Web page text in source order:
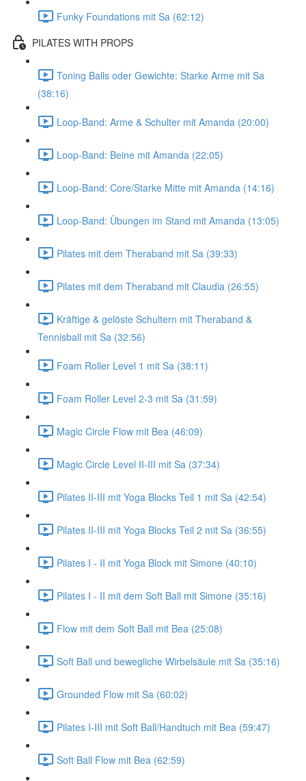
Funky Foundations mit Sa (62:12)
PILATES WITH PROPS
Toning Balls oder Gewichte: Starke Arme mit Sa
(38:16)
Loop-Band: Arme & Schulter mit Amanda (20:00)
Loop-Band: Beine mit Amanda (22:05)
Loop-Band: Core/Starke Mitte mit Amanda (14:16)
Loop-Band: Übungen im Stand mit Amanda (13:05)
Pilates mit dem Theraband mit Sa (39:33)
Pilates mit dem Theraband mit Claudia (26:55)
Kräftige & gelöste Schultern mit Theraband &
Tennisball mit Sa (32:56)
Foam Roller Level 1 mit Sa (38:11)
Foam Roller Level 2-3 mit Sa (31:59)
Magic Circle Flow mit Bea (46:09)
Magic Circle Level II-III mit Sa (37:34)
Pilates II-III mit Yoga Blocks Teil 1 mit Sa (42:54)
Pilates II-III mit Yoga Blocks Teil 2 mit Sa (36:55)
Pilates I - II mit Yoga Block mit Simone (40:10)
Pilates I - II mit dem Soft Ball mit Simone (35:16)
Flow mit dem Soft Ball mit Bea (25:08)
Soft Ball und bewegliche Wirbelsäule mit Sa (35:16)
Grounded Flow mit Sa (60:02)
Pilates I-III mit Soft Ball/Handtuch mit Bea (59:47)
Soft Ball Flow mit Bea (62:59)